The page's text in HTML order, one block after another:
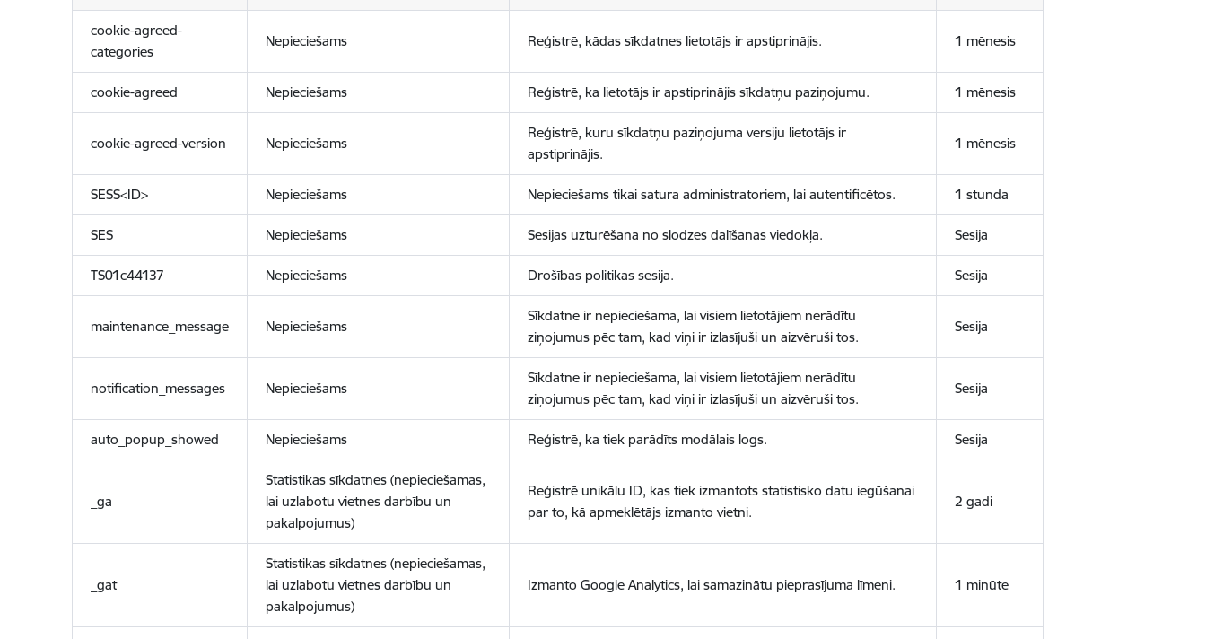
cookie-agreed-
categories
Nepieciešams Reģistrē, kādas sīkdatnes lietotājs ir apstiprinājis. 1 mēnesis
cookie-agreed Nepieciešams Reģistrē, ka lietotājs ir apstiprinājis sīkdatņu paziņojumu. 1 mēnesis
cookie-agreed-version Nepieciešams
Reģistrē, kuru sīkdatņu paziņojuma versiju lietotājs ir
apstiprinājis.
1 mēnesis
SESS<ID> Nepieciešams Nepieciešams tikai satura administratoriem, lai autentificētos. 1 stunda
SES Nepieciešams Sesijas uzturēšana no slodzes dalīšanas viedokļa. Sesija
TS01c44137 Nepieciešams Drošības politikas sesija. Sesija
maintenance_message Nepieciešams
Sīkdatne ir nepieciešama, lai visiem lietotājiem nerādītu
ziņojumus pēc tam, kad viņi ir izlasījuši un aizvēruši tos.
Sesija
notification_messages Nepieciešams
Sīkdatne ir nepieciešama, lai visiem lietotājiem nerādītu
ziņojumus pēc tam, kad viņi ir izlasījuši un aizvēruši tos.
Sesija
auto_popup_showed Nepieciešams Reģistrē, ka tiek parādīts modālais logs. Sesija
_ga
Statistikas sīkdatnes (nepieciešamas,
lai uzlabotu vietnes darbību un
pakalpojumus)
Reģistrē unikālu ID, kas tiek izmantots statistisko datu iegūšanai
par to, kā apmeklētājs izmanto vietni.
2 gadi
_gat
Statistikas sīkdatnes (nepieciešamas,
lai uzlabotu vietnes darbību un
pakalpojumus)
Izmanto Google Analytics, lai samazinātu pieprasījuma līmeni. 1 minūte